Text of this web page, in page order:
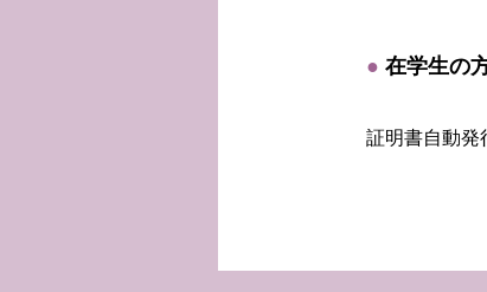
在学生の
証明書自動発